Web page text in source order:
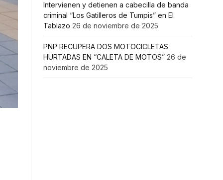
Intervienen y detienen a cabecilla de banda
criminal “Los Gatilleros de Tumpis” en El
Tablazo 26 de noviembre de 2025
PNP RECUPERA DOS MOTOCICLETAS
HURTADAS EN “CALETA DE MOTOS” 26 de
noviembre de 2025